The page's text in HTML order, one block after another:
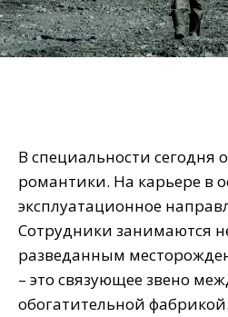
В специальности сегодня
романтики. На карьере в
эксплуатационное
Сотрудники занимаются
разведанным
– это связующее звено
обогатительной